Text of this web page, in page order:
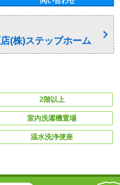
(株)ステップホーム
2階以上
室内洗濯機置場
温水洗浄便座